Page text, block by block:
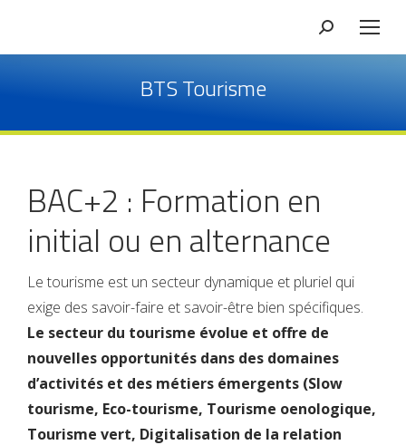
BTS Tourisme
BAC+2 : Formation en
initial ou en alternance
Le tourisme est un secteur dynamique et pluriel qui
exige des savoir-faire et savoir-être bien spécifiques.
Le secteur du tourisme évolue et offre de
nouvelles opportunités dans des domaines
d’activités et des métiers émergents (Slow
tourisme, Eco-tourisme, Tourisme oenologique,
Tourisme vert, Digitalisation de la relation